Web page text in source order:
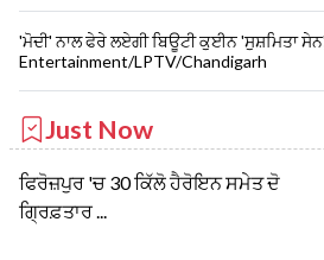
'ਮੋਦੀ' ਨਾਲ ਫੇਰੇ ਲਏਗੀ ਬਿਊਟੀ ਕੁਈਨ 'ਸੁਸ਼ਮਿਤਾ
Entertainment/LPTV/Chandigarh
Just Now
ਫਿਰੋਜ਼ਪੁਰ 'ਚ 30 ਕਿੱਲੋ ਹੈਰੋਇਨ ਸਮੇਤ ਦੋ
ਗ੍ਰਿਫ਼ਤਾਰ ...